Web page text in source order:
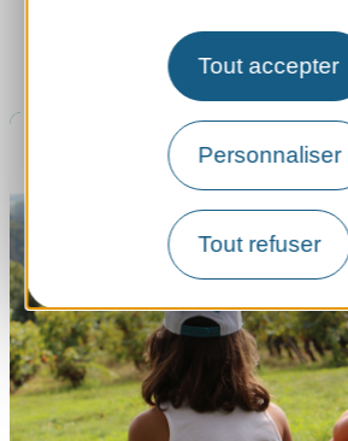
Tout accepter
Personnaliser
Tout refuser